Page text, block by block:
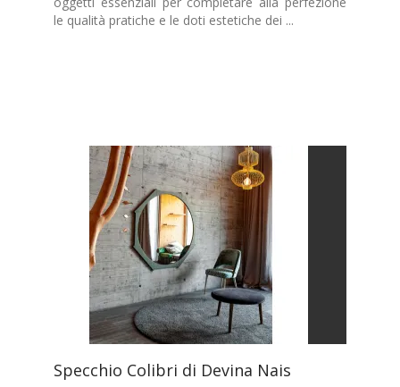
le qualità pratiche e le doti estetiche dei ...
Specchio Colibri di Devina Nais